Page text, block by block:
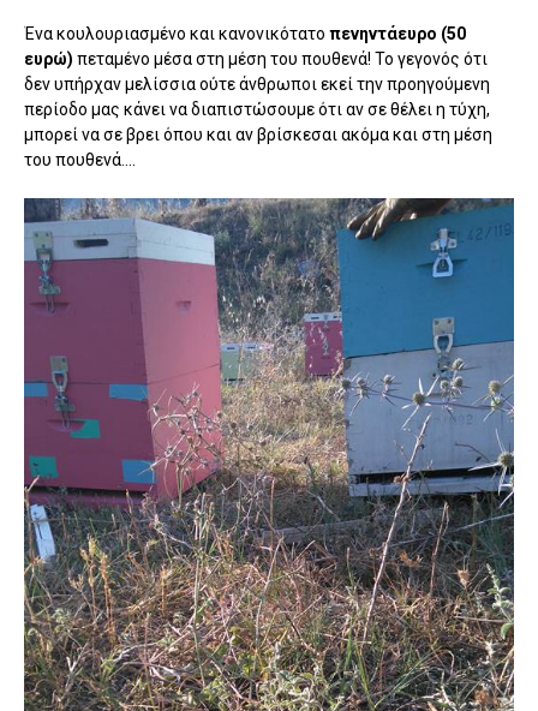
Ένα κουλουριασμένο και κανονικότατο πενηντάευρο (50
ευρώ) πεταμένο μέσα στη μέση του πουθενά! Το γεγονός ότι
δεν υπήρχαν μελίσσια ούτε άνθρωποι εκεί την προηγούμενη
περίοδο μας κάνει να διαπιστώσουμε ότι αν σε θέλει η τύχη,
μπορεί να σε βρει όπου και αν βρίσκεσαι ακόμα και στη μέση
του πουθενά....